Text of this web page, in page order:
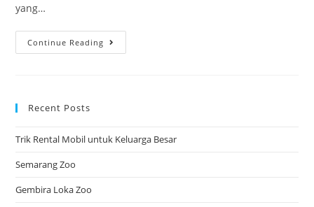
yang…
Continue Reading Mengecek
Backlink
Recent Posts
Trik Rental Mobil untuk Keluarga Besar
Semarang Zoo
Gembira Loka Zoo